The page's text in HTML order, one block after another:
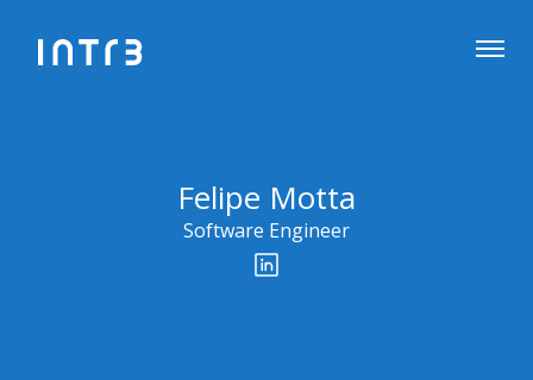
Felipe Motta
Software Engineer
Profili social network